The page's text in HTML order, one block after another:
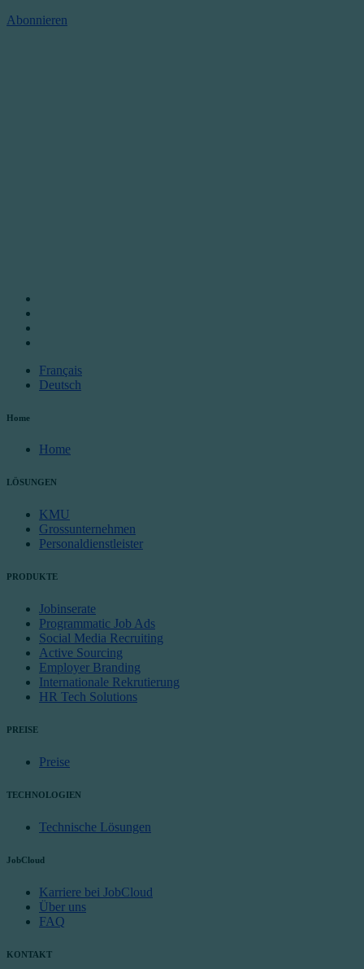
Abonnieren
Français
Deutsch
Home
Home
LÖSUNGEN
KMU
Grossunternehmen
Personaldienstleister
PRODUKTE
Jobinserate
Programmatic Job Ads
Social Media Recruiting
Active Sourcing
Employer Branding
Internationale Rekrutierung
HR Tech Solutions
PREISE
Preise
TECHNOLOGIEN
Technische Lösungen
JobCloud
Karriere bei JobCloud
Über uns
FAQ
KONTAKT